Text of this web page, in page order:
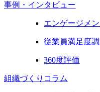
事例・インタビュー
エンゲージメ
従業員満足度
360度評価
組織づくりコラム